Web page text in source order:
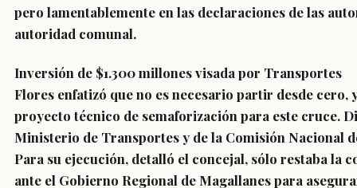
pero lamentablemente en las declaraciones de las
autoridad comunal.
Inversión de $1.300 millones visada por Transportes
Flores enfatizó que no es necesario partir desde
proyecto técnico de semaforización para este cruce.
Ministerio de Transportes y de la Comisión Nacional
Para su ejecución, detalló el concejal, sólo restaba
ante el Gobierno Regional de Magallanes para